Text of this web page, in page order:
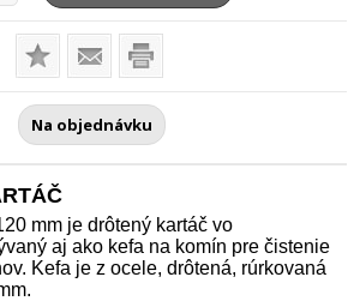
Na objednávku
mm je drôtený kartáč vo
aj ako kefa na komín pre čistenie
Kefa je z ocele, drôtená, rúrkovaná